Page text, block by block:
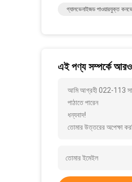
গ্যালভেনাইজড পাওয়ারযুক্ত
এই পণ্য সম্পর্কে আরও
আমি আগ্রহী 022-113
পাঠাতে পারেন
ধন্যবাদ!
তোমার উত্তরের অপেক্ষা